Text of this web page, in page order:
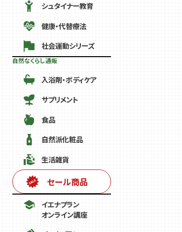
シュタイナー教育
健康・代替療法
社会運動シリーズ
自然なくらし通販
入浴剤・ボディケア
サプリメント
食品
自然派化粧品
生活雑貨
セール商品
イエナプラン
オンライン講座